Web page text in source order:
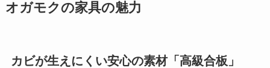
オガモクの家具の魅力
カビが生えにくい安心の素材「高級合板」